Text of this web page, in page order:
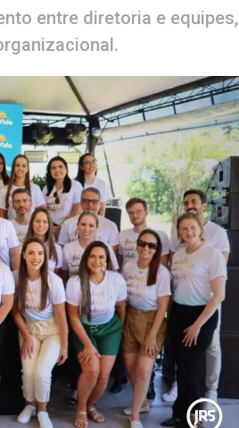
entre diretoria e equipes,